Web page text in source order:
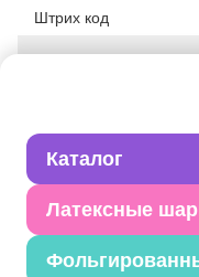
Каталог
Латексные
Штрих код
изменения элемента
Описание товара
Шар из натурального
Используется для